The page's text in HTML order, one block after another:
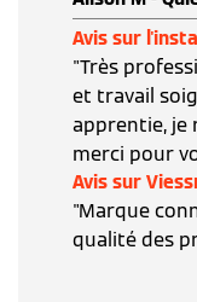
Avis sur
"Très
et travail
apprentie, je
merci pour
Avis sur
"Marque
qualité des